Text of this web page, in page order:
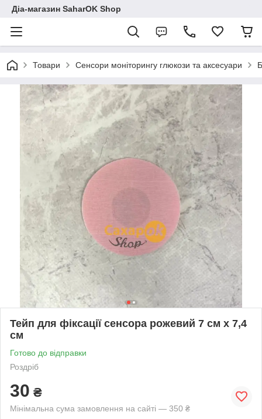
Діа-магазин SaharOK Shop
Товари Сенсори моніторингу глюкози та аксесуари
Тейп для фіксації сенсора рожевий 7 см х 7,4
см
Готово до відправки
Роздріб
30 ₴
Мінімальна сума замовлення на сайті — 350 ₴